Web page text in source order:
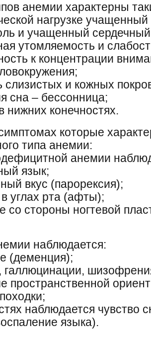
анемии характерны
нагрузке
и учащенный
утомляемость и
к концентрации
слизистых и кожных
сна – бессонница;
нижних конечностях.
которые
типа анемии:
анемии
язык;
вкус (парорексия);
углах рта (афты);
со стороны ногтевой
наблюдается:
(деменция);
галлюцинации,
пространственной
наблюдается чувство
языка).